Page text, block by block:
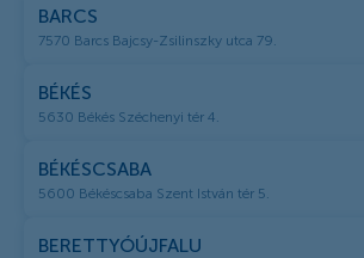
BARCS
7570 Barcs Bajcsy-Zsilinszky utca 79.
BÉKÉS
5630 Békés Széchenyi tér 4.
BÉKÉSCSABA
5600 Békéscsaba Szent István tér 5.
BERETTYÓÚJFALU